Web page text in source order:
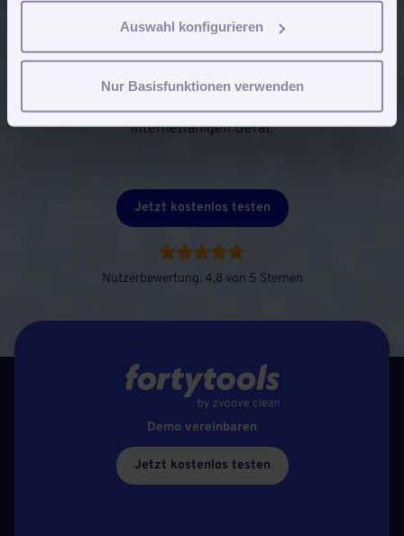
Auswahl konfigurieren
Nur Basisfunktionen verwenden
Keine Software-Installation, keine Probleme mit
Einfach via Browser einloggen und fertig. Von jedem
internetfähigen Gerät.
Jetzt kostenlos testen
Nutzerbewertung: 4,8 von 5 Sternen
Demo vereinbaren
Jetzt kostenlos testen